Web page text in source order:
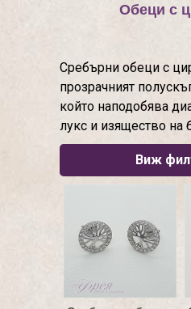
Обеци с
Сребърни обеци с
прозрачният
който наподобява
лукс и изящество на
Виж